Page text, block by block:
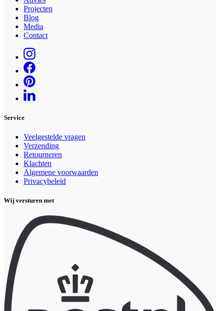
Projecten
Blog
Media
Contact
Service
Veelgestelde vragen
Verzending
Retourneren
Klachten
Algemene voorwaarden
Privacybeleid
Wij versturen met